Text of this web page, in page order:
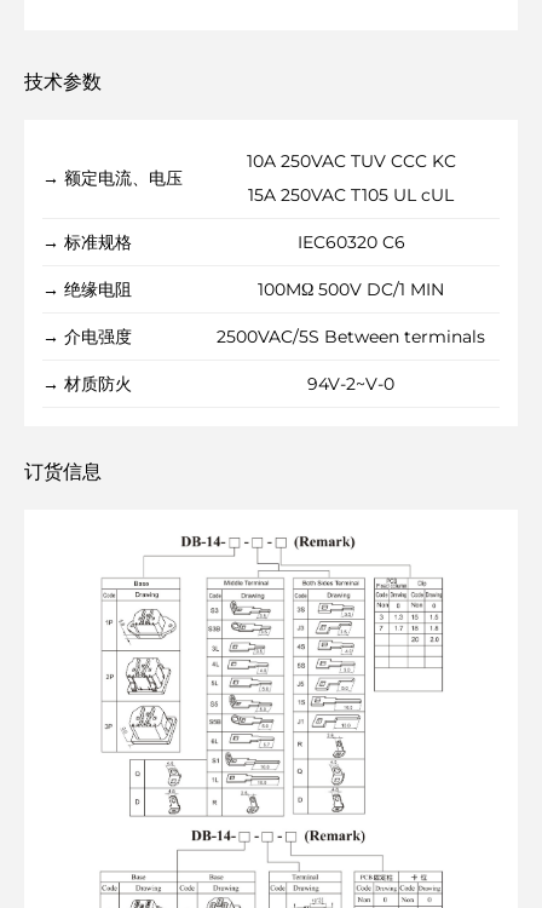
技术参数
→ 额定电流、电压
10A 250VAC TUV CCC KC
15A 250VAC T105 UL cUL
→ 标准规格 IEC60320 C6
→ 绝缘电阻 100MΩ 500V DC/1 MIN
→ 介电强度 2500VAC/5S Between terminals
→ 材质防火 94V-2~V-0
订货信息